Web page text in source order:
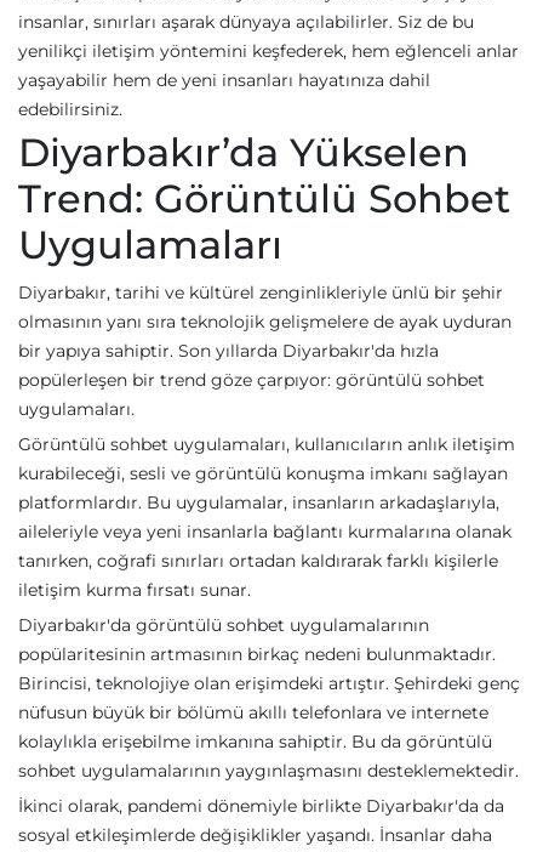
insanlar, sınırları aşarak dünyaya açılabilirler. Siz de bu
yenilikçi iletişim yöntemini keşfederek, hem eğlenceli anlar
yaşayabilir hem de yeni insanları hayatınıza dahil
edebilirsiniz.
Diyarbakır’da Yükselen
Trend: Görüntülü Sohbet
Uygulamaları
Diyarbakır, tarihi ve kültürel zenginlikleriyle ünlü bir şehir
olmasının yanı sıra teknolojik gelişmelere de ayak uyduran
bir yapıya sahiptir. Son yıllarda Diyarbakır'da hızla
popülerleşen bir trend göze çarpıyor: görüntülü sohbet
uygulamaları.
Görüntülü sohbet uygulamaları, kullanıcıların anlık iletişim
kurabileceği, sesli ve görüntülü konuşma imkanı sağlayan
platformlardır. Bu uygulamalar, insanların arkadaşlarıyla,
aileleriyle veya yeni insanlarla bağlantı kurmalarına olanak
tanırken, coğrafi sınırları ortadan kaldırarak farklı kişilerle
iletişim kurma fırsatı sunar.
Diyarbakır'da görüntülü sohbet uygulamalarının
popülaritesinin artmasının birkaç nedeni bulunmaktadır.
Birincisi, teknolojiye olan erişimdeki artıştır. Şehirdeki genç
nüfusun büyük bir bölümü akıllı telefonlara ve internete
kolaylıkla erişebilme imkanına sahiptir. Bu da görüntülü
sohbet uygulamalarının yaygınlaşmasını desteklemektedir.
İkinci olarak, pandemi dönemiyle birlikte Diyarbakır'da da
sosyal etkileşimlerde değişiklikler yaşandı. İnsanlar daha